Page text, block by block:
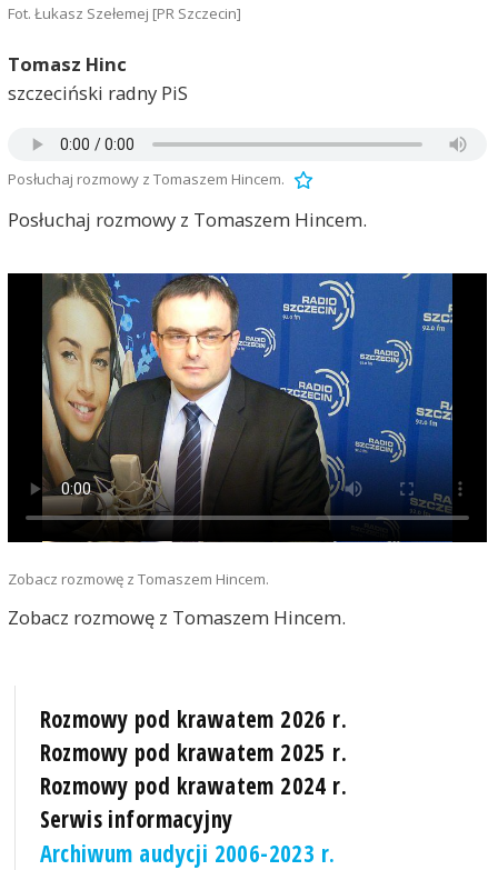
Fot. Łukasz Szełemej [PR Szczecin]
Tomasz Hinc
szczeciński radny PiS
Posłuchaj rozmowy z Tomaszem Hincem.
Posłuchaj rozmowy z Tomaszem Hincem.
Zobacz rozmowę z Tomaszem Hincem.
Zobacz rozmowę z Tomaszem Hincem.
Rozmowy pod krawatem 2026 r.
Rozmowy pod krawatem 2025 r.
Rozmowy pod krawatem 2024 r.
Serwis informacyjny
Archiwum audycji 2006-2023 r.